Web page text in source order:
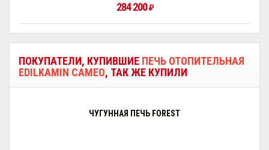
284 200₽
ПОКУПАТЕЛИ, КУПИВШИЕ ПЕЧЬ ОТОПИТЕЛЬНАЯ
EDILKAMIN CAMEO, ТАК ЖЕ КУПИЛИ
ЧУГУННАЯ ПЕЧЬ FOREST